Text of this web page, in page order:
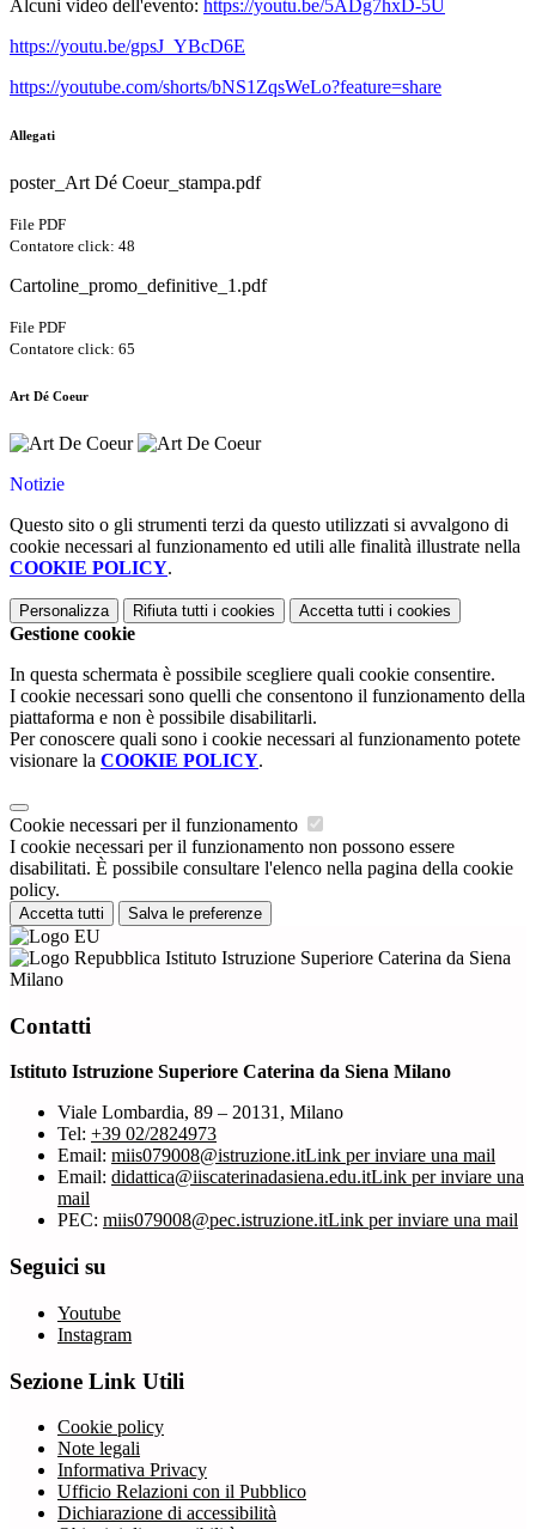
Alcuni video dell'evento: https://youtu.be/5ADg7hxD-5U
https://youtu.be/gpsJ_YBcD6E
https://youtube.com/shorts/bNS1ZqsWeLo?feature=share
Allegati
poster_Art Dé Coeur_stampa.pdf
File PDF
Contatore click: 48
Cartoline_promo_definitive_1.pdf
File PDF
Contatore click: 65
Art Dé Coeur
Notizie
Questo sito o gli strumenti terzi da questo utilizzati si avvalgono di
cookie necessari al funzionamento ed utili alle finalità illustrate nella
COOKIE POLICY.
Personalizza Rifiuta tutti i cookies Accetta tutti i cookies
Gestione cookie
In questa schermata è possibile scegliere quali cookie consentire.
I cookie necessari sono quelli che consentono il funzionamento della
piattaforma e non è possibile disabilitarli.
Per conoscere quali sono i cookie necessari al funzionamento potete
visionare la COOKIE POLICY.
Cookie necessari per il funzionamento
I cookie necessari per il funzionamento non possono essere
disabilitati. È possibile consultare l'elenco nella pagina della cookie
policy.
Accetta tutti Salva le preferenze
Istituto Istruzione Superiore Caterina da Siena
Milano
Contatti
Istituto Istruzione Superiore Caterina da Siena Milano
Viale Lombardia, 89 – 20131, Milano
Tel: +39 02/2824973
Email: miis079008@istruzione.itLink per inviare una mail
Email: didattica@iiscaterinadasiena.edu.itLink per inviare una
mail
PEC: miis079008@pec.istruzione.itLink per inviare una mail
Seguici su
Youtube
Instagram
Sezione Link Utili
Cookie policy
Note legali
Informativa Privacy
Ufficio Relazioni con il Pubblico
Dichiarazione di accessibilità